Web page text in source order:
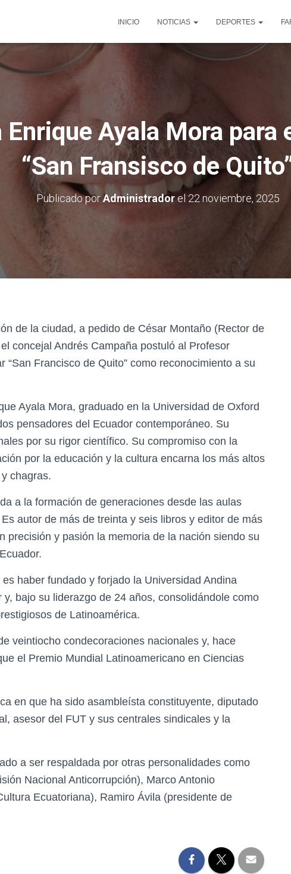
INICIO NOTICIAS DEPORTES
Ayala Mora para
“San Fransisco de
Publicado porAdministradorel 22 noviembre, 2025
de la ciudad, a pedido de César Montaño (Rector de
concejal Andrés Campaña postuló al Profesor
“San Francisco de Quito” como reconocimiento a su
Ayala Mora, graduado en la Universidad de Oxford
pensadores del Ecuador contemporáneo. Su
por su rigor científico. Su compromiso con la
por la educación y la cultura encarna los más altos
chagras.
a la formación de generaciones desde las aulas
autor de más de treinta y seis libros y editor de más
precisión y pasión la memoria de la nación siendo su
haber fundado y forjado la Universidad Andina
bajo su liderazgo de 24 años, consolidándole como
de Latinoamérica.
veintiocho condecoraciones nacionales y, hace
el Premio Mundial Latinoamericano en Ciencias
en que ha sido asambleísta constituyente, diputado
asesor del FUT y sus centrales sindicales y la
a ser respaldada por otras personalidades como
Nacional Anticorrupción), Marco Antonio
Ecuatoriana), Ramiro Ávila (presidente de